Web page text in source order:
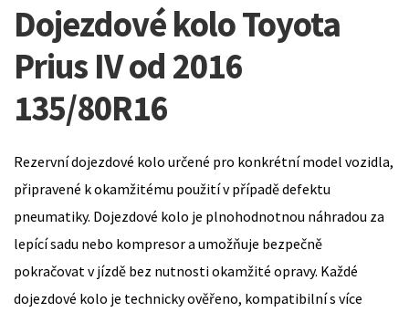
Dojezdové kolo Toyota
Prius IV od 2016
135/80R16
Rezervní dojezdové kolo určené pro konkrétní model vozidla,
připravené k okamžitému použití v případě defektu
pneumatiky. Dojezdové kolo je plnohodnotnou náhradou za
lepící sadu nebo kompresor a umožňuje bezpečně
pokračovat v jízdě bez nutnosti okamžité opravy. Každé
dojezdové kolo je technicky ověřeno, kompatibilní s více